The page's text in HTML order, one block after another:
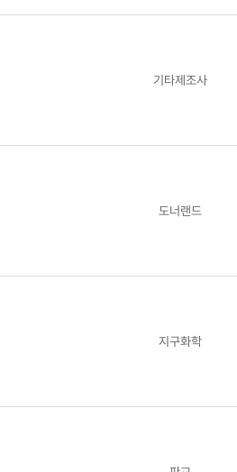
기타제조사
도너랜드
지구화학